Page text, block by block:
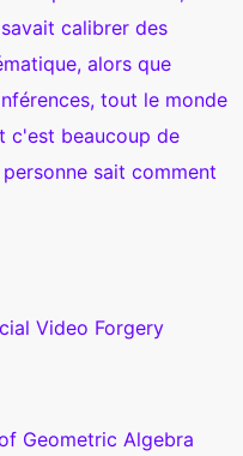
calibrer des
alors que
tout le monde
c'est beaucoup de
sait comment
Video Forgery
Geometric Algebra